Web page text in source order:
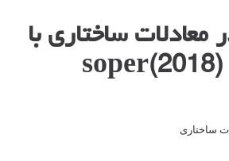
معادلات ساختاری با
ساختاری